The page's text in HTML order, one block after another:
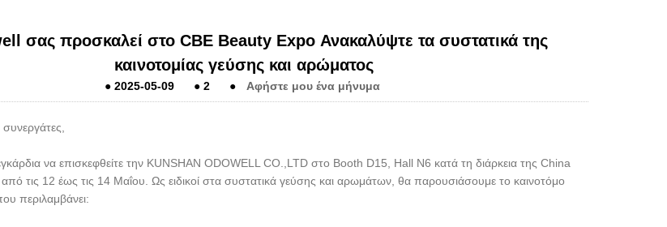
σας προσκαλεί στο CBE Beauty Expo Ανακαλύψτε τα συστατικά της
καινοτομίας γεύσης και αρώματος
●2025-05-09 ●2 ● Αφήστε μου ένα μήνυμα
να επισκεφθείτε την KUNSHAN ODOWELL CO.,LTD στο Booth D15, Hall N6 κατά τη διάρκεια της China
τις 12 έως τις 14 Μαΐου. Ως ειδικοί στα συστατικά γεύσης και αρωμάτων, θα παρουσιάσουμε το καινοτόμο
περιλαμβάνει: